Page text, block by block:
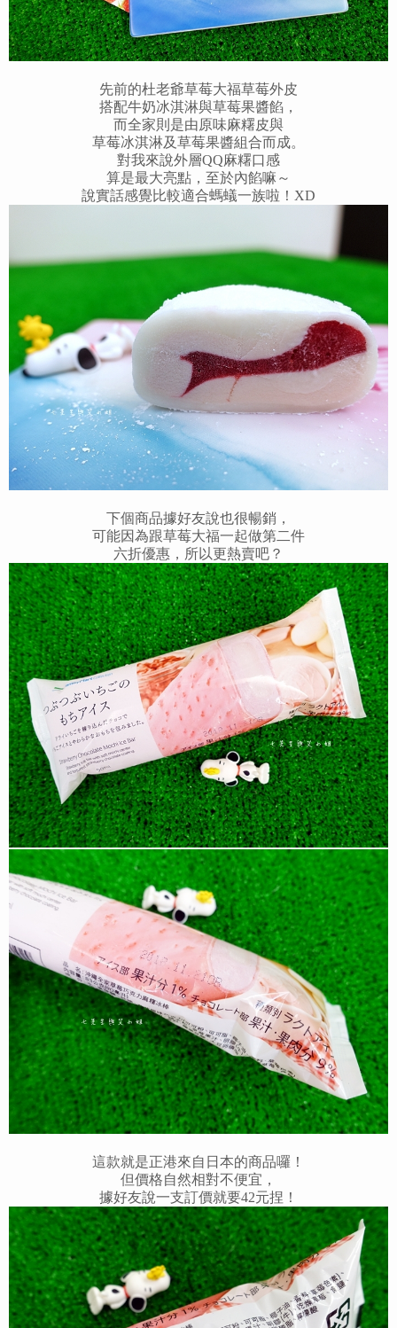
先前的杜老爺草莓大福草莓外皮
搭配牛奶冰淇淋與草莓果醬餡，
而全家則是由原味麻糬皮與
草莓冰淇淋及草莓果醬組合而成。
對我來說外層QQ麻糬口感
算是最大亮點，至於內餡嘛～
說實話感覺比較適合螞蟻一族啦！XD
下個商品據好友說也很暢銷，
可能因為跟草莓大福一起做第二件
六折優惠，所以更熱賣吧？
這款就是正港來自日本的商品囉！
但價格自然相對不便宜，
據好友說一支訂價就要42元捏！